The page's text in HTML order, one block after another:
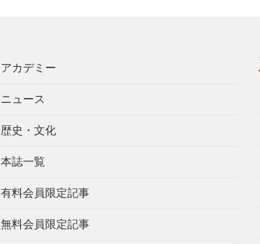
アカデミー
ニュース
歴史・文化
本誌一覧
有料会員限定記事
無料会員限定記事